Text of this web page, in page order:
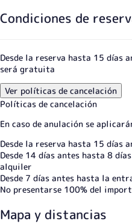
Condiciones de
Desde la reserva hasta 15 días
será gratuita
Ver políticas de cancelación
Políticas de cancelación
En caso de anulación se
Desde la reserva hasta 15 días
Desde 14 días antes hasta 8
alquiler
Desde 7 días antes hasta la
No presentarse 100% del
Mapa y distancias